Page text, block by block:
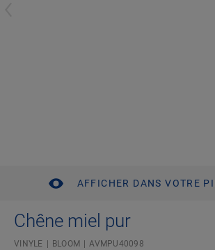
AFFICHER DANS VOTRE
Chêne miel pur
VINYLE BLOOM AVMPU40098